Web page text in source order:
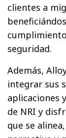
clientes a
seguridad.
Además,
integrar sus
aplicaciones
de NRI y
que se